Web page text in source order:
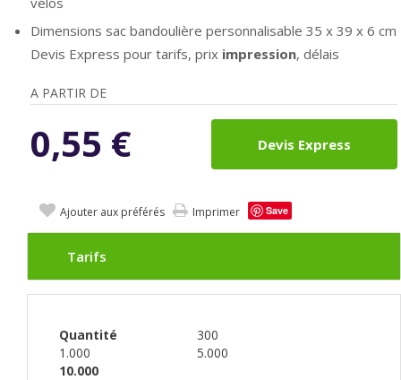
Dimensions sac bandoulière personnalisable 35 x 39 x 6 cm
Devis Express pour tarifs, prix impression, délais
A PARTIR DE
0,55 € Devis Express
Ajouter aux préférés Imprimer Save
Tarifs
Quantité
300
1.000
5.000
10.000